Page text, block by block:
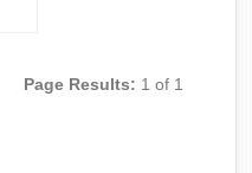
Page Results: 1 of 1